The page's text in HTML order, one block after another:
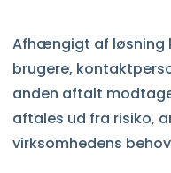
Afhængigt af løsning
brugere,
anden aftalt
aftales ud fra risiko,
virksomhedens